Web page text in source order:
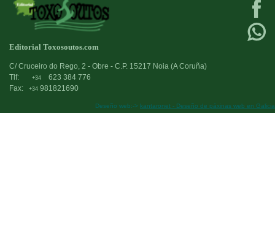
Editorial Toxosoutos.com
C/ Cruceiro do Rego, 2 - Obre - C.P. 15217 Noia (A Coruña)
Tlf:
+34
623 384 776
Fax:
+34 981821690
Deseño web:-> kantaronet - Deseño de páxinas web en Galicia